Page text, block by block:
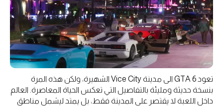
تعود GTA 6 الى مدينة Vice City الشهيرة، ولكن هذه المرة
بنسخة حديثة ومليئة بالتفاصيل التي تعكس الحياة المعاصرة. العالم
داخل اللعبة لا يقتصر على المدينة فقط، بل يمتد ليشمل مناطق